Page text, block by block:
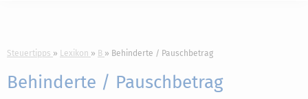
Steuertipps Lexikon B Behinderte / Pauschbetrag
Behinderte / Pauschbetrag